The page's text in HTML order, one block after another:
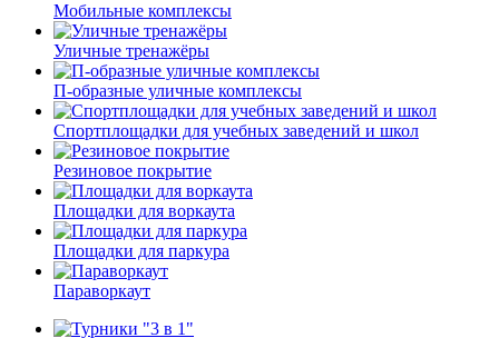
Мобильные комплексы
Уличные тренажёры
П-образные уличные комплексы
Спортплощадки для учебных заведений и школ
Резиновое покрытие
Площадки для воркаута
Площадки для паркура
Параворкаут